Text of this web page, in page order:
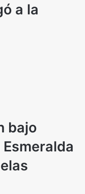
a la
bajo